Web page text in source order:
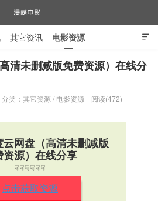
漫威电影

其它资讯 电影资源
清未删减版免费资源）在线分
分类： 其它资源 / 电影资源 阅读(472)
网盘（高清未删减版
资源）在线分享
☟☟☟☟☟☟
点击获取资源